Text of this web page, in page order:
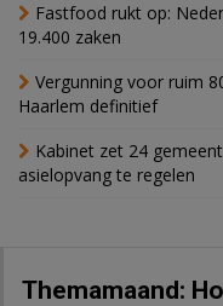
Fastfood rukt op:
19.400 zaken
Vergunning voor ruim
Haarlem definitief
Kabinet zet 24
asielopvang te regelen
Themamaand: